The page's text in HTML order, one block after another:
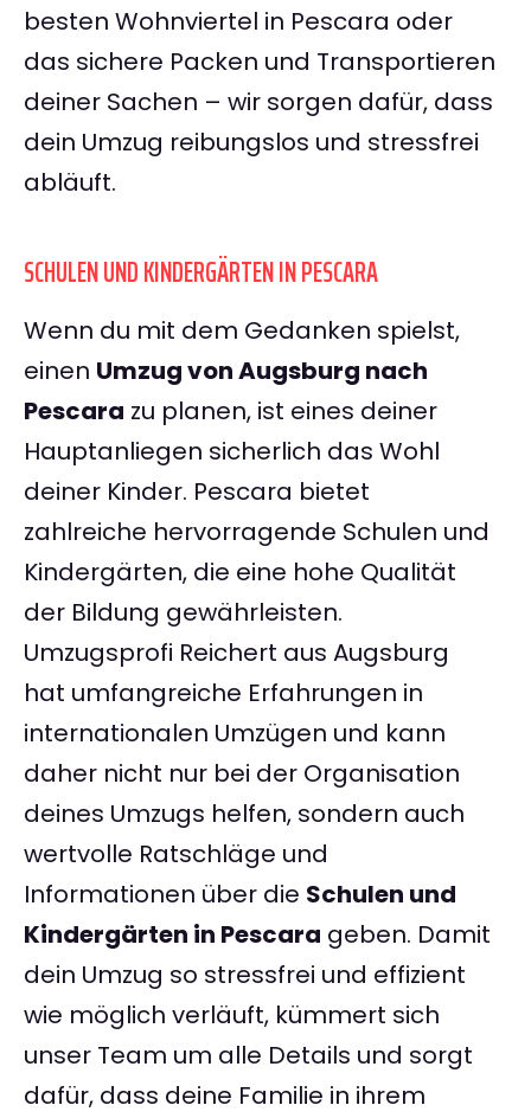
besten Wohnviertel in Pescara oder
das sichere Packen und Transportieren
deiner Sachen – wir sorgen dafür, dass
dein Umzug reibungslos und stressfrei
abläuft.
SCHULEN UND KINDERGÄRTEN IN PESCARA
Wenn du mit dem Gedanken spielst,
einen Umzug von Augsburg nach
Pescara zu planen, ist eines deiner
Hauptanliegen sicherlich das Wohl
deiner Kinder. Pescara bietet
zahlreiche hervorragende Schulen und
Kindergärten, die eine hohe Qualität
der Bildung gewährleisten.
Umzugsprofi Reichert aus Augsburg
hat umfangreiche Erfahrungen in
internationalen Umzügen und kann
daher nicht nur bei der Organisation
deines Umzugs helfen, sondern auch
wertvolle Ratschläge und
Informationen über die Schulen und
Kindergärten in Pescara geben. Damit
dein Umzug so stressfrei und effizient
wie möglich verläuft, kümmert sich
unser Team um alle Details und sorgt
dafür, dass deine Familie in ihrem